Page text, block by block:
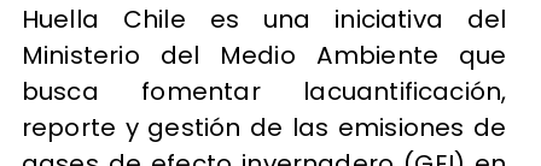
Huella Chile es una iniciativa del
Ministerio del Medio Ambiente que
busca fomentar lacuantificación,
reporte y gestión de las emisiones de